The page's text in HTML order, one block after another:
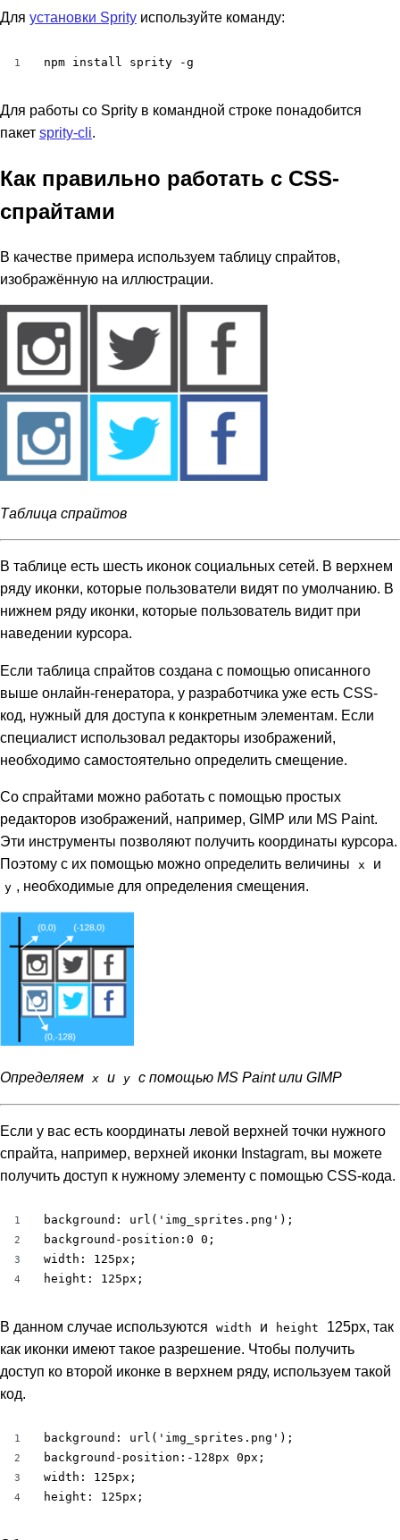
Для установки Sprity используйте команду:
1 npm install sprity -g
Для работы со Sprity в командной строке понадобится
пакет sprity-cli
Как правильно работать с CSS-
спрайтами
В качестве примера используем таблицу спрайтов,
изображённую на иллюстрации.
Таблица спрайтов
В таблице есть шесть иконок социальных сетей. В верхнем
ряду иконки, которые пользователи видят по умолчанию. В
нижнем ряду иконки, которые пользователь видит при
наведении курсора.
Если таблица спрайтов создана с помощью описанного
выше онлайн-генератора, у разработчика уже есть CSS-
код, нужный для доступа к конкретным элементам. Если
специалист использовал редакторы изображений,
необходимо самостоятельно определить смещение.
Со спрайтами можно работать с помощью простых
редакторов изображений, например, GIMP или MS Paint.
Эти инструменты позволяют получить координаты курсора.
Поэтому с их помощью можно определить величины
x и
y , необходимые для определения смещения.
Определяем x и y с помощью MS Paint или GIMP
Если у вас есть координаты левой верхней точки нужного
спрайта, например, верхней иконки Instagram, вы можете
получить доступ к нужному элементу с помощью CSS-кода.
1
2
3
4
background: url('img_sprites.png');
background-position:0 0;
width: 125px;
height: 125px;
В данном случае используются width и height
125px, так
как иконки имеют такое разрешение. Чтобы получить
доступ ко второй иконке в верхнем ряду, используем такой
код.
1
2
3
4
background: url('img_sprites.png');
background-position:-128px 0px;
width: 125px;
height: 125px;